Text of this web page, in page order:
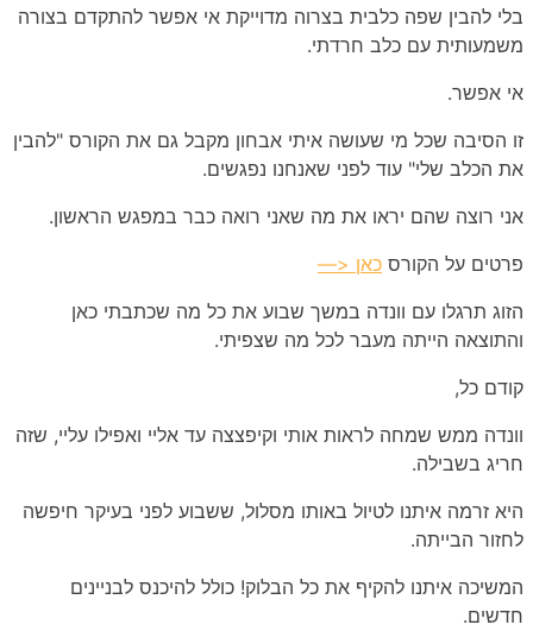
בלי להבין שפה כלבית בצרוה מדוייקת אי אפשר להתקדם בצורה
משמעותית עם כלב חרדתי.
אי אפשר.
זו הסיבה שכל מי שעושה איתי אבחון מקבל גם את הקורס "להבין
את הכלב שלי" עוד לפני שאנחנו נפגשים.
אני רוצה שהם יראו את מה שאני רואה כבר במפגש הראשון.
פרטים על הקורס כאן <—
הזוג תרגלו עם וונדה במשך שבוע את כל מה שכתבתי כאן
והתוצאה הייתה מעבר לכל מה שצפיתי.
קודם כל,
וונדה ממש שמחה לראות אותי וקיפצצה עד אליי ואפילו עליי, שזה
חריג בשבילה.
היא זרמה איתנו לטיול באותו מסלול, ששבוע לפני בעיקר חיפשה
לחזור הבייתה.
המשיכה איתנו להקיף את כל הבלוק! כולל להיכנס לבניינים
חדשים.